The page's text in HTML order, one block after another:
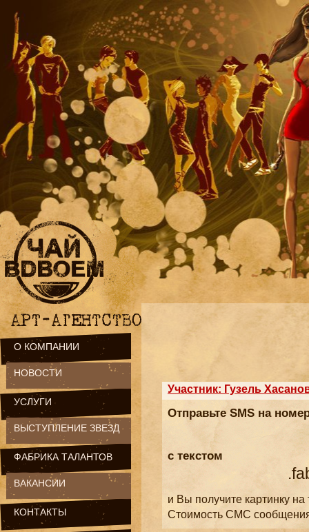
Участник: Гузель
Отправьте SMS на
с текстом
и Вы получите картинку
Стоимость СМС
О КОМПАНИИ
НОВОСТИ
УСЛУГИ
ВЫСТУПЛЕНИЕ ЗВЕЗД
ФАБРИКА ТАЛАНТОВ
ВАКАНСИИ
КОНТАКТЫ